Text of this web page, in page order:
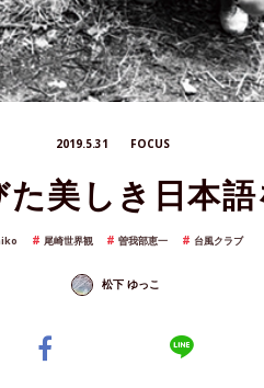
2019.5.31 FOCUS
美しき日本
尾崎世界観 曽我部恵一 台風クラブ
松下 ゆっこ